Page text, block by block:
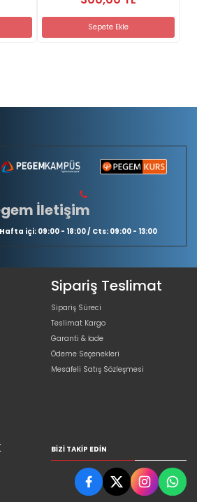
Sepete Ekle
İletişim
içi: 09:00 - 18:00 / Cts: 09:00 - 13:00
Sipariş Teslimat
Sipariş Süreci
Teslimat Kargo
Garanti & İade
Ödeme Seçenekleri
Mesafeli Satış Sözleşmesi
BIZI TAKIP EDIN